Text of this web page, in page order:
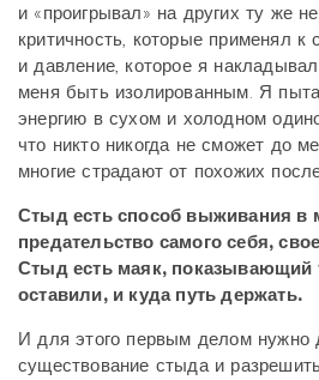
и «проигрывал» на других ту же
критичность, которые применял к
и давление, которое я
меня быть изолированным. Я
энергию в сухом и холодном
что никто никогда не сможет до
многие страдают от похожих
Стыд есть способ выживания в
предательство самого себя,
Стыд есть маяк, показывающий
оставили, и куда путь держать.
И для этого первым делом нужно
существование стыда и